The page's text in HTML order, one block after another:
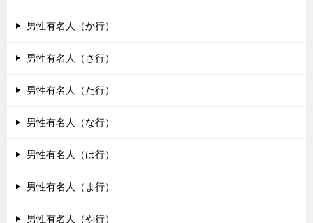
男性有名人（か行）
男性有名人（さ行）
男性有名人（た行）
男性有名人（な行）
男性有名人（は行）
男性有名人（ま行）
男性有名人（や行）